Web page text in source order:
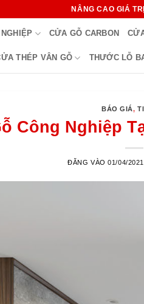
NÂNG CAO GIÁ
CỬA GỖ CARBON
THÉP VÂN GỖ THƯỚC LỖ
BÁO GIÁ,
Công Nghiệp
ĐĂNG VÀO01/04/2021